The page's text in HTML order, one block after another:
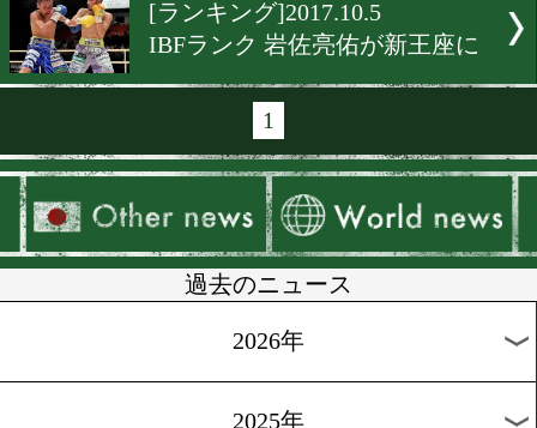
WBOアジア・パシフィッ
内勢10選手がランク入り
[ランキング]2017.11.7
OPBF王者の清水聡がIBF入
[ランキング]2017.11.1
8選手が新たに日本ランク
[ランキング]2017.10.16